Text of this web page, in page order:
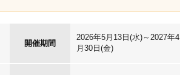
開催期間
2026年5月13日(水)～2027年4
月30日(金)